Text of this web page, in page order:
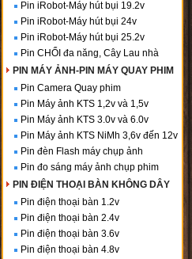
Pin iRobot-Máy hút bụi 19.2v
Pin iRobot-Máy hút bụi 24v
Pin iRobot-Máy hút bụi 25.2v
Pin CHỔI đa năng, Cây Lau nhà
PIN MÁY ẢNH-PIN MÁY QUAY PHIM
Pin Camera Quay phim
Pin Máy ảnh KTS 1,2v và 1,5v
Pin Máy ảnh KTS 3.0v và 6.0v
Pin Máy ảnh KTS NiMh 3,6v đến 12v
Pin đèn Flash máy chụp ảnh
Pin đo sáng máy ảnh chụp phim
PIN ĐIỆN THOẠI BÀN KHÔNG DÂY
Pin điện thoại bàn 1.2v
Pin điện thoại bàn 2.4v
Pin điện thoại bàn 3.6v
Pin điện thoại bàn 4.8v